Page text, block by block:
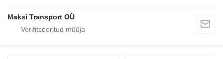
Maksi Transport OÜ